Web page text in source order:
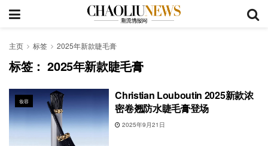
主页 标签 2025年新款睫毛膏
标签：2025年新款睫毛膏
妆容
Christian Louboutin 2025新款浓
密卷翘防水睫毛膏登场
2025年9月21日